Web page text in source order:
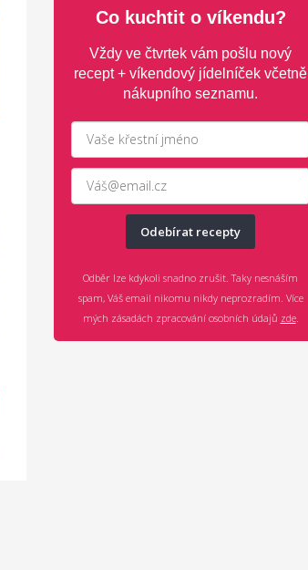
Co kuchtit o víkendu?
Vždy ve čtvrtek vám pošlu nový
recept + víkendový jídelníček včetně
nákupního seznamu.
Odebírat recepty
Odběr lze kdykoli snadno zrušit. Taky nesnáším
spam, Váš email nikomu nikdy neprozradím. Více
mých zásadách zpracování osobních údajů zde.